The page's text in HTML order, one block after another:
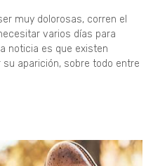
muy dolorosas, corren el
varios días para
noticia es que existen
aparición, sobre todo entre